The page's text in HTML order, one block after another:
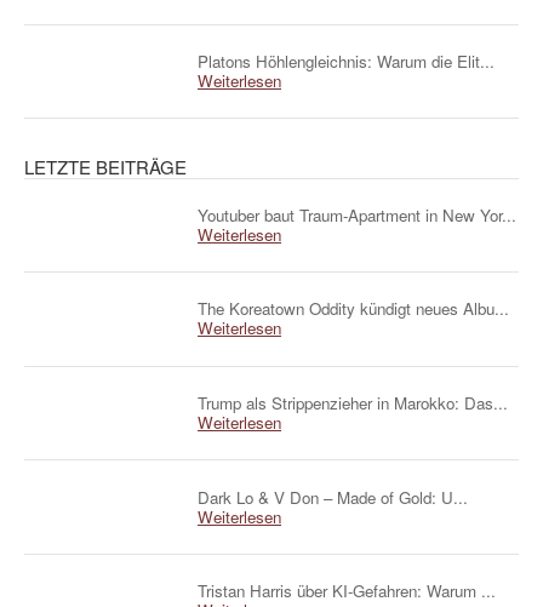
Platons Höhlengleichnis: Warum die Elit...
Weiterlesen
LETZTE BEITRÄGE
Youtuber baut Traum-Apartment in New Yor...
Weiterlesen
The Koreatown Oddity kündigt neues Albu...
Weiterlesen
Trump als Strippenzieher in Marokko: Das...
Weiterlesen
Dark Lo & V Don – Made of Gold: U...
Weiterlesen
Tristan Harris über KI-Gefahren: Warum ...